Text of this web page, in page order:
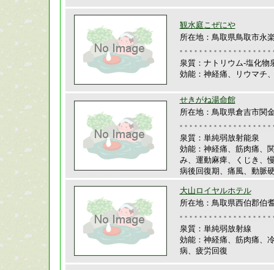
観水庭こぜにや
所在地：鳥取県鳥取市永
泉質：ナトリウム-塩化物
効能：神経痛、リウマチ
せきがね湯命館
所在地：鳥取県倉吉市関
泉質：単純弱放射能泉
効能：神経痛、筋肉痛、
み、運動麻痺、くじき、
病後回復期、痛風、動脈
大山ロイヤルホテル
所在地：鳥取県西伯郡伯
泉質：単純弱放射線
効能：神経痛、筋肉痛、
病、疲労回復